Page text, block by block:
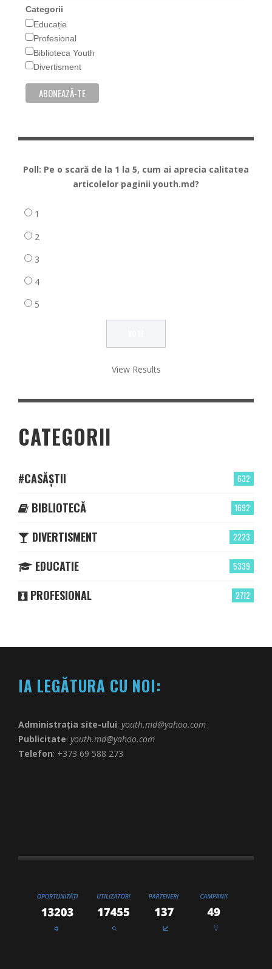
Categorii
Educație
Profesional
Biblioteca Youth
Divertisment
Poll: Pe o scară de la 1 la 5, cum ai aprecia calitatea
articolelor paginii youth.md?
1
2
3
4
5
View Results
CATEGORII
632
#CASĂȘTII
1692
BIBLIOTECĂ
2223
DIVERTISMENT
5339
EDUCATIE
2712
PROFESIONAL
IA LEGĂTURA CU NOI:
Administrația site-ului: youth.md@yahoo.com
Publicitate: youth.md@yahoo.com
Telefon: +373 69 588 273